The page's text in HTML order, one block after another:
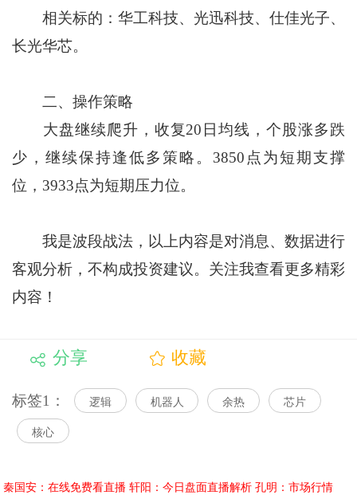
相关标的：华工科技、光迅科技、仕佳光子、
长光华芯。
二、操作策略
大盘继续爬升，收复20日均线，个股涨多跌
少，继续保持逢低多策略。3850点为短期支撑
位，3933点为短期压力位。
我是波段战法，以上内容是对消息、数据进行
客观分析，不构成投资建议。关注我查看更多精彩
内容！
分享 收藏
标签1： 逻辑 机器人 余热 芯片
核心
秦国安：在线免费看直播 轩阳：今日盘面直播解析 孔明：市场行情